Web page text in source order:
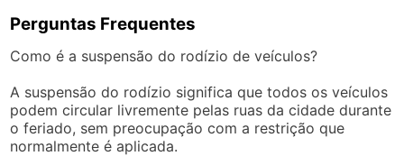
Perguntas Frequentes
Como é a suspensão do rodízio de veículos?
A suspensão do rodízio significa que todos os veículos
podem circular livremente pelas ruas da cidade durante
o feriado, sem preocupação com a restrição que
normalmente é aplicada.